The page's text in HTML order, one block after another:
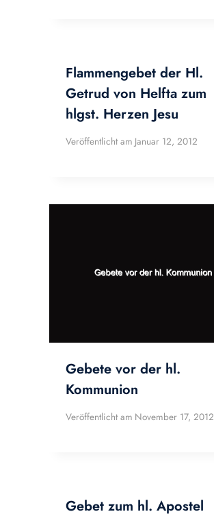
Flammengebet der Hl.
Getrud von Helfta zum
hlgst. Herzen Jesu
Veröffentlicht am Januar 12, 2012
Gebete vor der hl.
Kommunion
Veröffentlicht am November 17, 2012
Gebet zum hl. Apostel